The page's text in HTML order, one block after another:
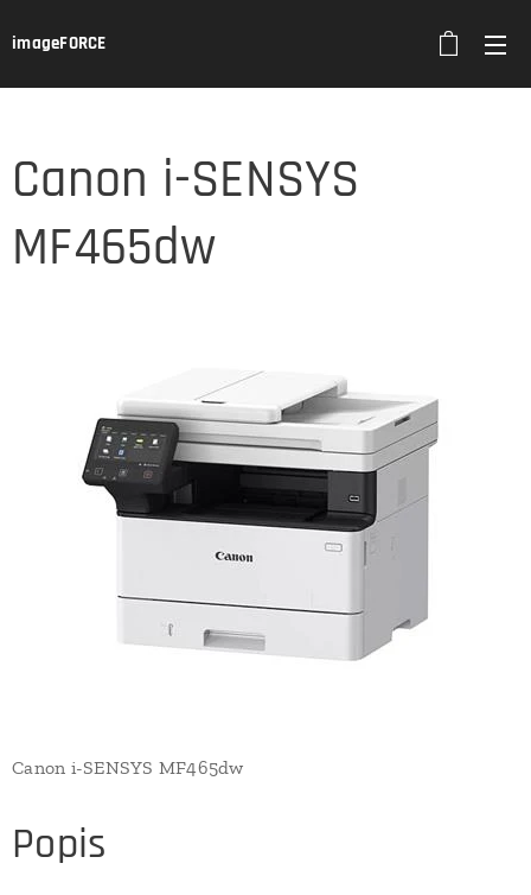
imageFORCE
Canon i-SENSYS
MF465dw
Canon i-SENSYS MF465dw
Popis